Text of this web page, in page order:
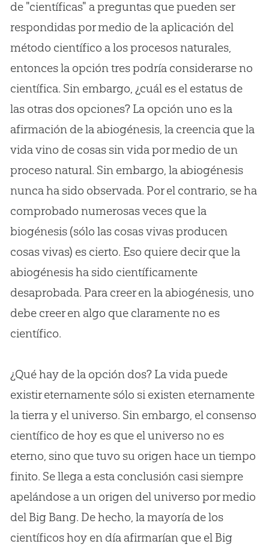
de "científicas" a preguntas que pueden ser
respondidas por medio de la aplicación del
método científico a los procesos naturales,
entonces la opción tres podría considerarse no
científica. Sin embargo, ¿cuál es el estatus de
las otras dos opciones? La opción uno es la
afirmación de la abiogénesis, la creencia que la
vida vino de cosas sin vida por medio de un
proceso natural. Sin embargo, la abiogénesis
nunca ha sido observada. Por el contrario, se ha
comprobado numerosas veces que la
biogénesis (sólo las cosas vivas producen
cosas vivas) es cierto. Eso quiere decir que la
abiogénesis ha sido científicamente
desaprobada. Para creer en la abiogénesis, uno
debe creer en algo que claramente no es
científico.
¿Qué hay de la opción dos? La vida puede
existir eternamente sólo si existen eternamente
la tierra y el universo. Sin embargo, el consenso
científico de hoy es que el universo no es
eterno, sino que tuvo su origen hace un tiempo
finito. Se llega a esta conclusión casi siempre
apelándose a un origen del universo por medio
del Big Bang. De hecho, la mayoría de los
científicos hoy en día afirmarían que el Big